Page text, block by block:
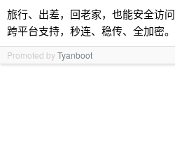
旅行、出差，回老家，也能安全访
跨平台支持，秒连、稳传、全加密。
Promoted byTyanboot